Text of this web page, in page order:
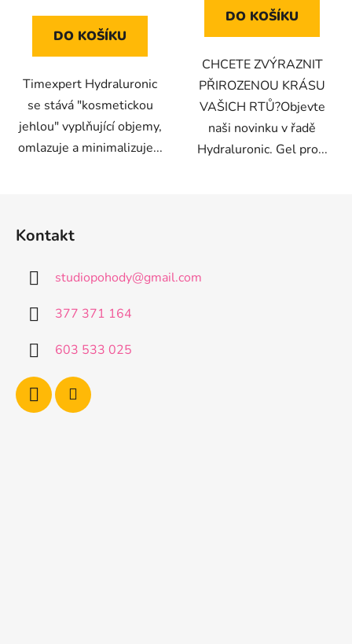
DO KOŠÍKU
Timexpert Hydraluronic
se stává "kosmetickou
jehlou" vyplňující objemy,
omlazuje a minimalizuje...
DO KOŠÍKU
CHCETE ZVÝRAZNIT
PŘIROZENOU KRÁSU
VAŠICH RTŮ?Objevte
naši novinku v řadě
Hydraluronic. Gel pro...
Kontakt
studiopohody@gmail.com
377 371 164
603 533 025